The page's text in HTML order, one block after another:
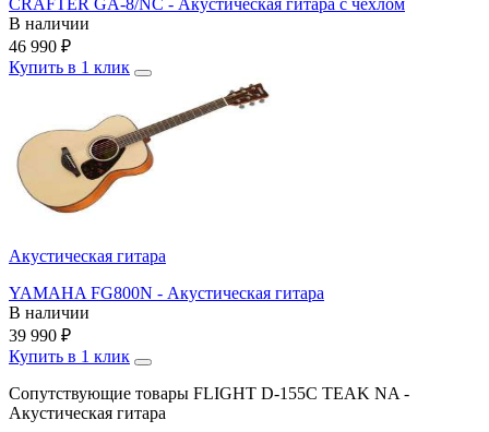
CRAFTER GA-8/NC - Акустическая гитара с чехлом
В наличии
46 990 ₽
Купить в 1 клик
Акустическая гитара
YAMAHA FG800N - Акустическая гитара
В наличии
39 990 ₽
Купить в 1 клик
Сопутствующие товары FLIGHT D-155C TEAK NA -
Акустическая гитара